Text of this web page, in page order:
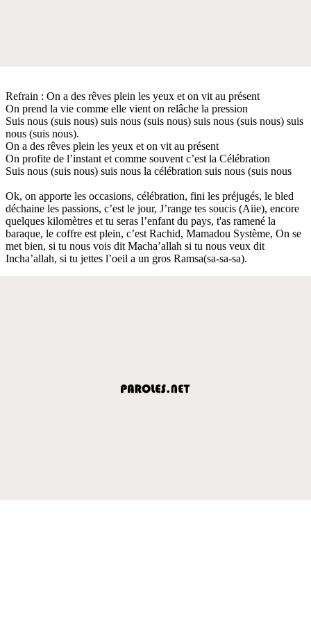
Refrain : On a des rêves plein les yeux et on vit au présent
On prend la vie comme elle vient on relâche la pression
Suis nous (suis nous) suis nous (suis nous) suis nous (suis nous) suis
nous (suis nous).
On a des rêves plein les yeux et on vit au présent
On profite de l’instant et comme souvent c’est la Célébration
Suis nous (suis nous) suis nous la célébration suis nous (suis nous
Ok, on apporte les occasions, célébration, fini les préjugés, le bled
déchaine les passions, c’est le jour, J’range tes soucis (Aiie), encore
quelques kilomètres et tu seras l’enfant du pays, t'as ramené la
baraque, le coffre est plein, c’est Rachid, Mamadou Système, On se
met bien, si tu nous vois dit Macha’allah si tu nous veux dit
Incha’allah, si tu jettes l’oeil a un gros Ramsa(sa-sa-sa).